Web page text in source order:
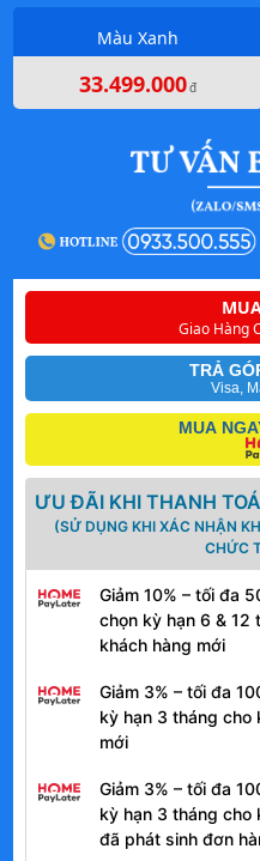
Màu Xanh
33.499.000đ
Giao Hàng
TRẢ
Visa,
MUA
ƯU ĐÃI KHI THANH
(SỬ DỤNG KHI XÁC NHẬN
CHỨC
Giảm 10% – tối đa
chọn kỳ hạn 6 & 12
khách hàng mới
Giảm 3% – tối đa
kỳ hạn 3 tháng cho
mới
Giảm 3% – tối đa
kỳ hạn 3 tháng cho
đã phát sinh đơn